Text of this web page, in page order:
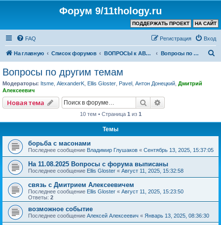
Форум 9/11thology.ru
НА САЙТ
ПОДДЕРЖАТЬ ПРОЕКТ
FAQ Вход
Регистрация
На главную Список форумов ВОПРОСЫ к АВТОРУ КАНАЛА и ХОЗЯИНУ ФОРУМА Вопросы по другим темам
Вопросы по другим темам
Модераторы: Itsme AlexanderK Ellis Gloster Pavel Антон Донецкий Дмитрий
Алексеевич
Новая тема Поиск
10 тем • Страница 1 из 1
Темы
борьба с масонами
Последнее сообщение Владимир Глушаков « Сентябрь 13, 2025, 15:37:05
На 11.08.2025 Вопросы с форума выписаны
Последнее сообщение Ellis Gloster « Август 11, 2025, 15:32:58
связь с Дмитрием Алексеевичем
Последнее сообщение Ellis Gloster « Август 11, 2025, 15:23:50
Ответы: 2
возможное событие
Последнее сообщение Алексей Алексеевич « Январь 13, 2025, 08:36:30